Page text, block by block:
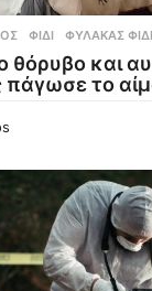
,ΦΊΔΙ ,ΦΎΛΑΚΑΣ
θόρυβο και
πάγωσε το